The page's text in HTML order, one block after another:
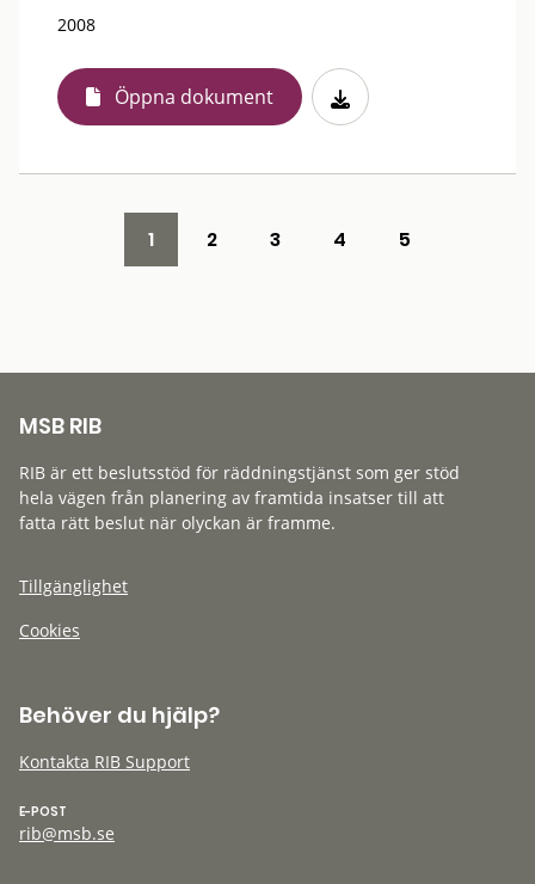
2008
Öppna dokument
1 2 3 4 5
MSB RIB
RIB är ett beslutsstöd för räddningstjänst som ger stöd
hela vägen från planering av framtida insatser till att
fatta rätt beslut när olyckan är framme.
Tillgänglighet
Cookies
Behöver du hjälp?
Kontakta RIB Support
E-POST
rib@msb.se